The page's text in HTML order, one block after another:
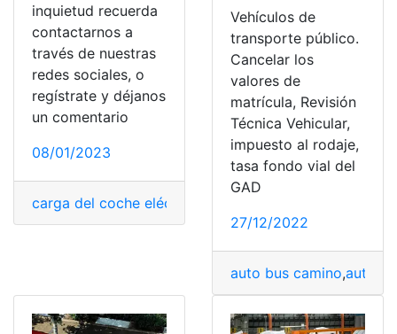
inquietud recuerda
contactarnos a
través de nuestras
redes sociales, o
regístrate y déjanos
un comentario
08/01/2023
carga del coche eléctrico
Vehículos de
transporte público.
Cancelar los
valores de
matrícula, Revisión
Técnica Vehicular,
impuesto al rodaje,
tasa fondo vial del
GAD
27/12/2022
auto bus camino,